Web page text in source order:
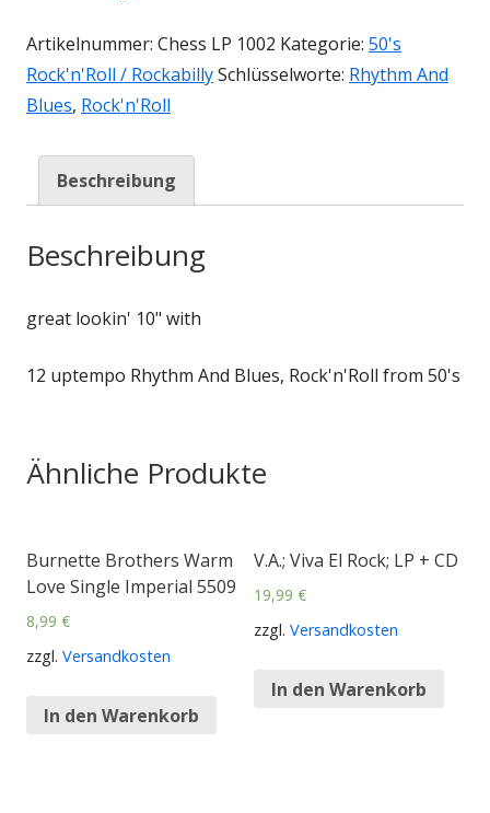
Artikelnummer: Chess LP 1002 Kategorie: 50's
Rock'n'Roll / RockabillySchlüsselworte: Rhythm And
Blues, Rock'n'Roll
Beschreibung
Beschreibung
great lookin' 10" with
12 uptempo Rhythm And Blues, Rock'n'Roll from 50's
Ähnliche Produkte
Burnette Brothers Warm
Love Single Imperial 5509
8,99 €
zzgl. Versandkosten
In den Warenkorb
V.A.; Viva El Rock; LP + CD
19,99 €
zzgl. Versandkosten
In den Warenkorb